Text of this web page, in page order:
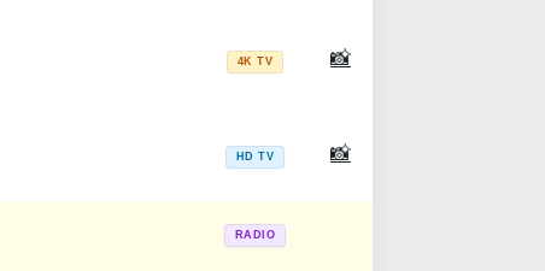
4K TV 📸
HD TV 📸
RADIO